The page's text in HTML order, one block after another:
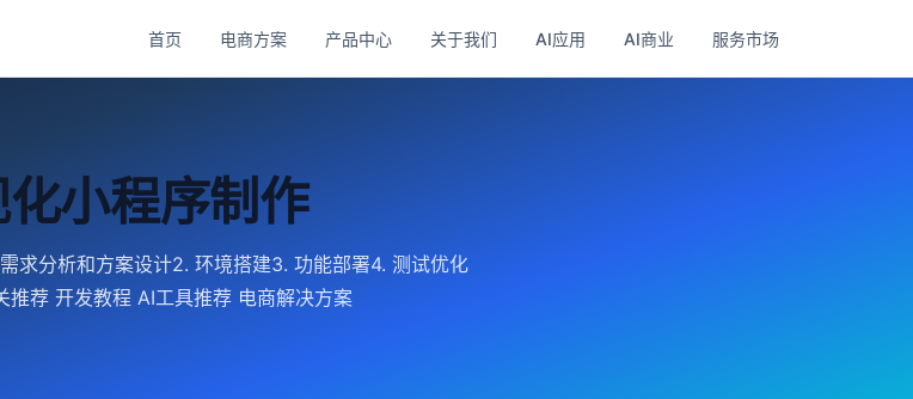
首页 电商方案 产品中心 关于我们 AI应用 AI商业 服务市场
小程序制作
求分析和方案设计2. 环境搭建3. 功能部署4. 测试优化
推荐 开发教程 AI工具推荐 电商解决方案